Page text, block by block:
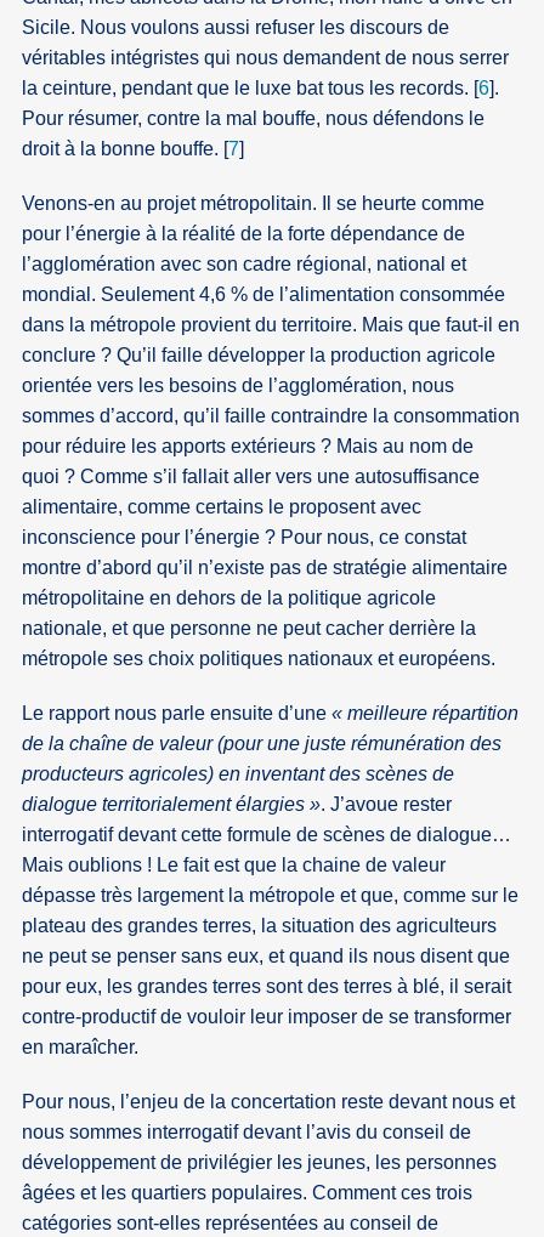
Sicile. Nous voulons aussi refuser les discours de
véritables intégristes qui nous demandent de nous serrer
la ceinture, pendant que le luxe bat tous les records. [6 .
Pour résumer, contre la mal bouffe, nous défendons le
droit à la bonne bouffe. 7
Venons-en au projet métropolitain. Il se heurte comme
pour l’énergie à la réalité de la forte dépendance de
l’agglomération avec son cadre régional, national et
mondial. Seulement 4,6 % de l’alimentation consommée
dans la métropole provient du territoire. Mais que faut-il en
conclure ? Qu’il faille développer la production agricole
orientée vers les besoins de l’agglomération, nous
sommes d’accord, qu’il faille contraindre la consommation
pour réduire les apports extérieurs ? Mais au nom de
quoi ? Comme s’il fallait aller vers une autosuffisance
alimentaire, comme certains le proposent avec
inconscience pour l’énergie ? Pour nous, ce constat
montre d’abord qu’il n’existe pas de stratégie alimentaire
métropolitaine en dehors de la politique agricole
nationale, et que personne ne peut cacher derrière la
métropole ses choix politiques nationaux et européens.
Le rapport nous parle ensuite d’une« meilleure répartition
de la chaîne de valeur (pour une juste rémunération des
producteurs agricoles) en inventant des scènes de
dialogue territorialement élargies ». J’avoue rester
interrogatif devant cette formule de scènes de dialogue…
Mais oublions ! Le fait est que la chaine de valeur
dépasse très largement la métropole et que, comme sur le
plateau des grandes terres, la situation des agriculteurs
ne peut se penser sans eux, et quand ils nous disent que
pour eux, les grandes terres sont des terres à blé, il serait
contre-productif de vouloir leur imposer de se transformer
en maraîcher.
Pour nous, l’enjeu de la concertation reste devant nous et
nous sommes interrogatif devant l’avis du conseil de
développement de privilégier les jeunes, les personnes
âgées et les quartiers populaires. Comment ces trois
catégories sont-elles représentées au conseil de